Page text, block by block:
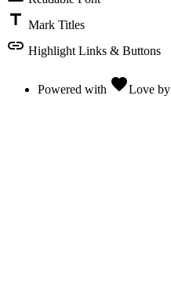
title Mark Titles
link Highlight Links & Buttons
Powered with favoriteLove by